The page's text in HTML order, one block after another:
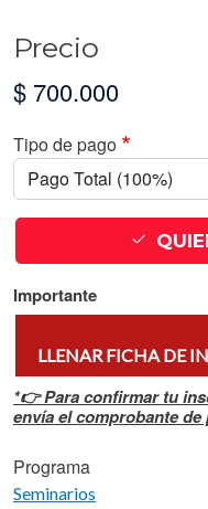
Precio
$ 700.000
Tipo de pago
Importante
LLENAR FICHA DE
*👉 Para confirmar tu
envía el comprobante de
Programa
Seminarios